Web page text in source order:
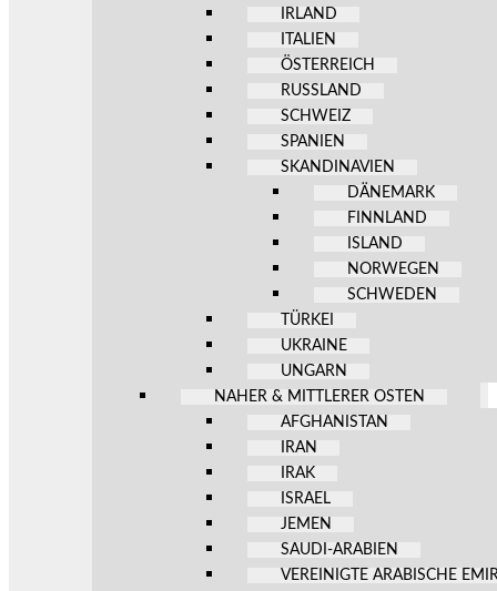
IRLAND
ITALIEN
ÖSTERREICH
RUSSLAND
SCHWEIZ
SPANIEN
SKANDINAVIEN
DÄNEMARK
FINNLAND
ISLAND
NORWEGEN
SCHWEDEN
TÜRKEI
UKRAINE
UNGARN
NAHER & MITTLERER OSTEN
AFGHANISTAN
IRAN
IRAK
ISRAEL
JEMEN
SAUDI-ARABIEN
VEREINIGTE ARABISCHE